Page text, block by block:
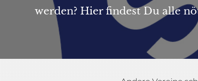
werden? Hier findest Du alle